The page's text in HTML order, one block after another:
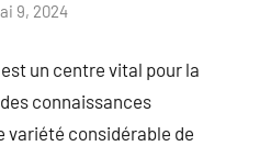
9, 2024
un centre vital pour la
connaissances
variété considérable de